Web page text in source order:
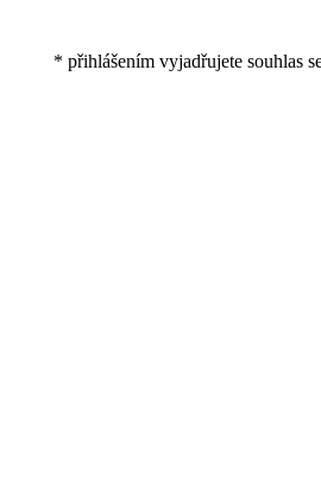
* přihlášením vyjadřujete souhlas